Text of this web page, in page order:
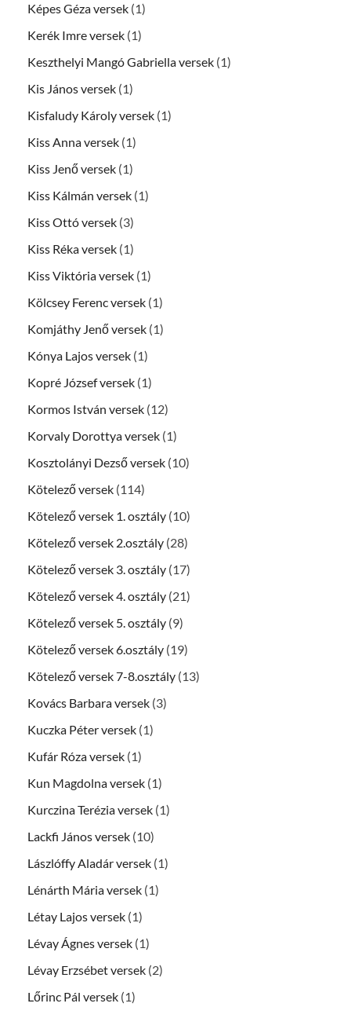
Képes Géza versek (1)
Kerék Imre versek (1)
Keszthelyi Mangó Gabriella versek (1)
Kis János versek (1)
Kisfaludy Károly versek (1)
Kiss Anna versek (1)
Kiss Jenő versek (1)
Kiss Kálmán versek (1)
Kiss Ottó versek (3)
Kiss Réka versek (1)
Kiss Viktória versek (1)
Kölcsey Ferenc versek (1)
Komjáthy Jenő versek (1)
Kónya Lajos versek (1)
Kopré József versek (1)
Kormos István versek (12)
Korvaly Dorottya versek (1)
Kosztolányi Dezső versek (10)
Kötelező versek (114)
Kötelező versek 1. osztály (10)
Kötelező versek 2.osztály (28)
Kötelező versek 3. osztály (17)
Kötelező versek 4. osztály (21)
Kötelező versek 5. osztály (9)
Kötelező versek 6.osztály (19)
Kötelező versek 7-8.osztály (13)
Kovács Barbara versek (3)
Kuczka Péter versek (1)
Kufár Róza versek (1)
Kun Magdolna versek (1)
Kurczina Terézia versek (1)
Lackfi János versek (10)
Lászlóffy Aladár versek (1)
Lénárth Mária versek (1)
Létay Lajos versek (1)
Lévay Ágnes versek (1)
Lévay Erzsébet versek (2)
Lőrinc Pál versek (1)